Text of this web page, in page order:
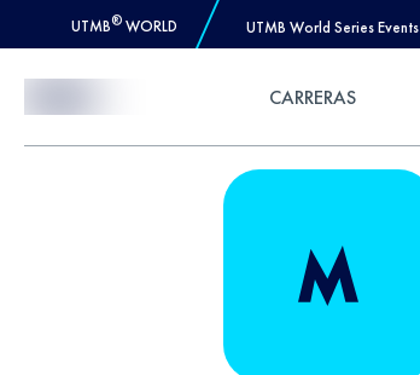
UTMB® WORLD UTMB World Series Events
CARRERAS